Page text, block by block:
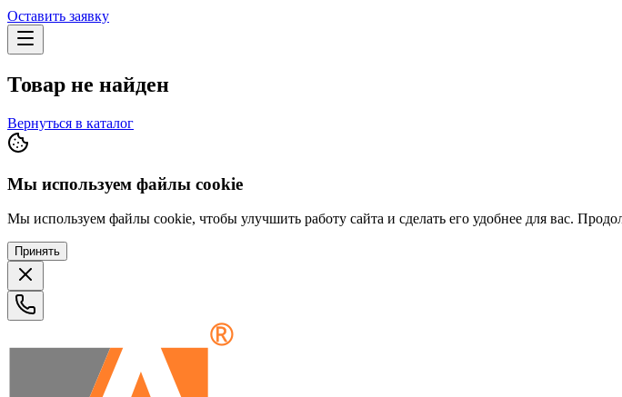
Оставить заявку
Товар не найден
Вернуться в каталог
Мы используем файлы cookie
Мы используем файлы cookie, чтобы улучшить работу сайта и сделать его удобнее для вас.
Принять